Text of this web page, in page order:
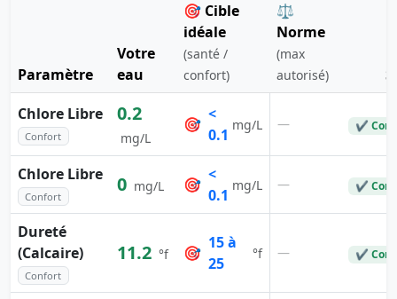
Paramètre
Votre
eau
🎯 Cible
idéale
(santé /
confort)
⚖️
Norme
(max
autorisé)
Chlore Libre
Confort
0.2
mg/L
🎯
<
0.1
mg/L — ✔
Chlore Libre
Confort
0 mg/L 🎯
<
0.1
mg/L — ✔
Dureté
(Calcaire)
Confort
11.2 °f 🎯
15 à
25
°f — ✔